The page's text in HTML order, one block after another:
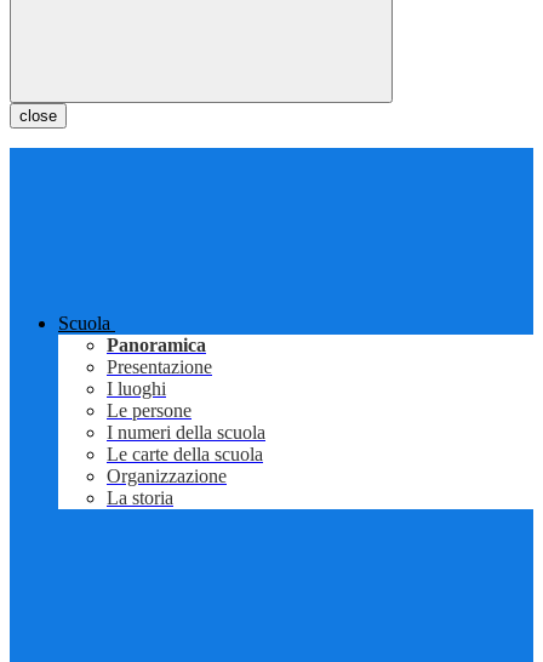
close
Scuola
Panoramica
Presentazione
I luoghi
Le persone
I numeri della scuola
Le carte della scuola
Organizzazione
La storia